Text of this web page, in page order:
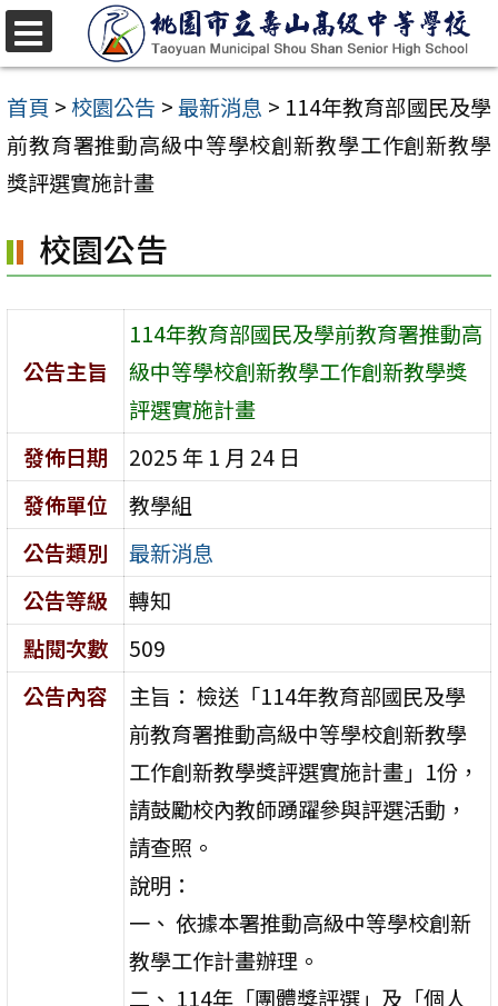
跳
至
主
要
內
區
首頁 >校園公告 >最新消息 > 114年教育部國民及學
前教育署推動高級中等學校創新教學工作創新教學
獎評選實施計畫
校園公告
公告主旨
114年教育部國民及學前教育署推動高
級中等學校創新教學工作創新教學獎
評選實施計畫
發佈日期
2025 年 1 月 24 日
發佈單位
教學組
公告類別
最新消息
公告等級
轉知
點閱次數
509
公告內容
主旨： 檢送「114年教育部國民及學
前教育署推動高級中等學校創新教學
工作創新教學獎評選實施計畫」1份，
請鼓勵校內教師踴躍參與評選活動，
請查照。
說明：
一、 依據本署推動高級中等學校創新
教學工作計畫辦理。
二、 114年「團體獎評選」及「個人
選
單